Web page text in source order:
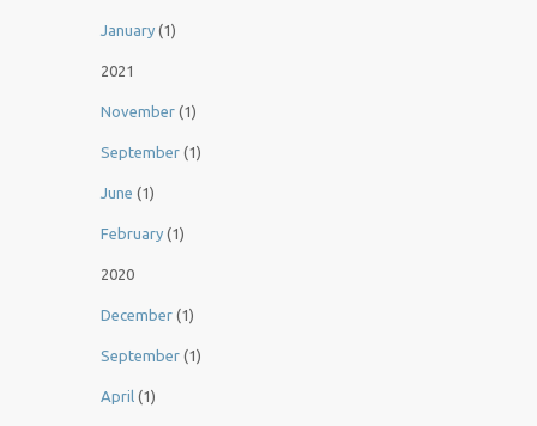
January (1)
2021
November (1)
September (1)
June (1)
February (1)
2020
December (1)
September (1)
April (1)